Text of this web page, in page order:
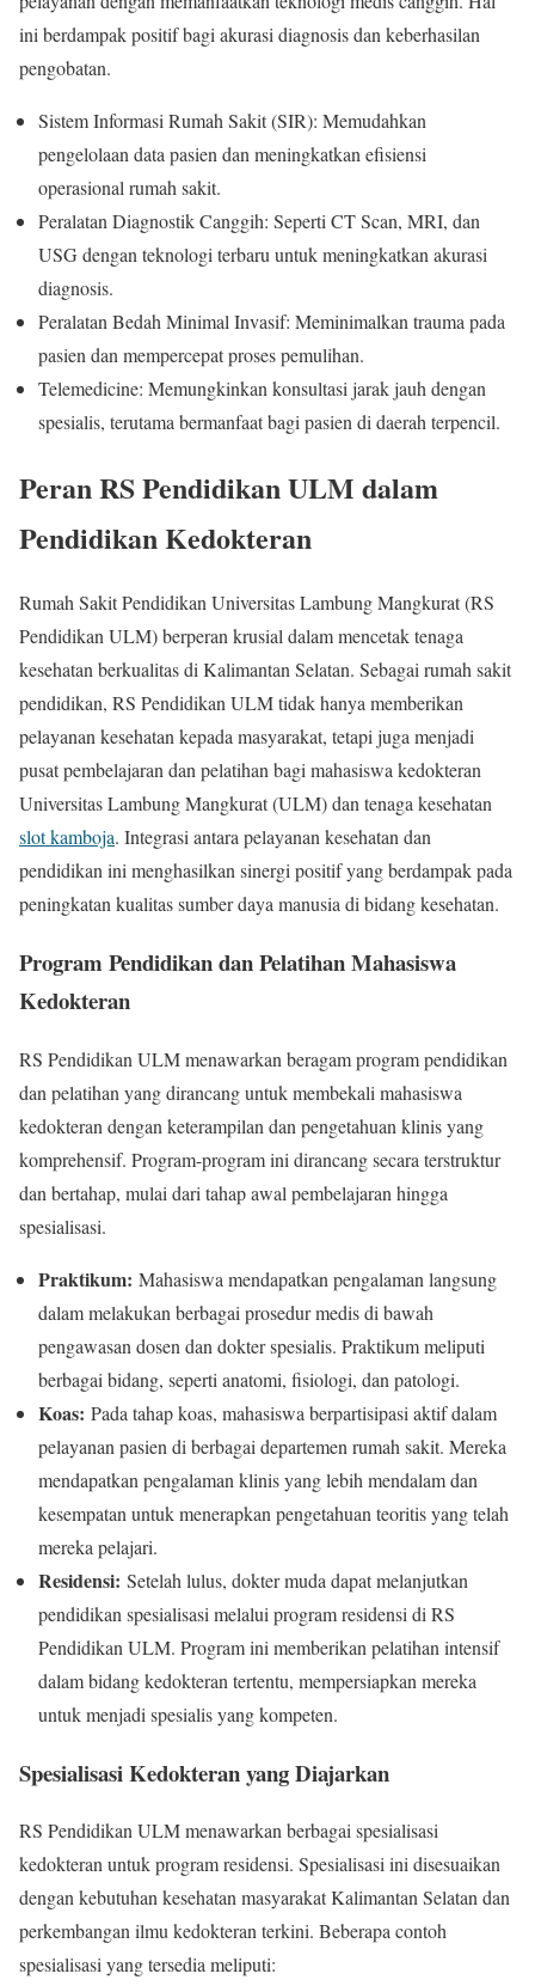
ini berdampak positif bagi akurasi diagnosis dan keberhasilan
pengobatan.
Sistem Informasi Rumah Sakit (SIR): Memudahkan
pengelolaan data pasien dan meningkatkan efisiensi
operasional rumah sakit.
Peralatan Diagnostik Canggih: Seperti CT Scan, MRI, dan
USG dengan teknologi terbaru untuk meningkatkan akurasi
diagnosis.
Peralatan Bedah Minimal Invasif: Meminimalkan trauma pada
pasien dan mempercepat proses pemulihan.
Telemedicine: Memungkinkan konsultasi jarak jauh dengan
spesialis, terutama bermanfaat bagi pasien di daerah terpencil.
Peran RS Pendidikan ULM dalam
Pendidikan Kedokteran
Rumah Sakit Pendidikan Universitas Lambung Mangkurat (RS
Pendidikan ULM) berperan krusial dalam mencetak tenaga
kesehatan berkualitas di Kalimantan Selatan. Sebagai rumah sakit
pendidikan, RS Pendidikan ULM tidak hanya memberikan
pelayanan kesehatan kepada masyarakat, tetapi juga menjadi
pusat pembelajaran dan pelatihan bagi mahasiswa kedokteran
Universitas Lambung Mangkurat (ULM) dan tenaga kesehatan
slot kamboja. Integrasi antara pelayanan kesehatan dan
pendidikan ini menghasilkan sinergi positif yang berdampak pada
peningkatan kualitas sumber daya manusia di bidang kesehatan.
Program Pendidikan dan Pelatihan Mahasiswa
Kedokteran
RS Pendidikan ULM menawarkan beragam program pendidikan
dan pelatihan yang dirancang untuk membekali mahasiswa
kedokteran dengan keterampilan dan pengetahuan klinis yang
komprehensif. Program-program ini dirancang secara terstruktur
dan bertahap, mulai dari tahap awal pembelajaran hingga
spesialisasi.
Praktikum: Mahasiswa mendapatkan pengalaman langsung
dalam melakukan berbagai prosedur medis di bawah
pengawasan dosen dan dokter spesialis. Praktikum meliputi
berbagai bidang, seperti anatomi, fisiologi, dan patologi.
Koas: Pada tahap koas, mahasiswa berpartisipasi aktif dalam
pelayanan pasien di berbagai departemen rumah sakit. Mereka
mendapatkan pengalaman klinis yang lebih mendalam dan
kesempatan untuk menerapkan pengetahuan teoritis yang telah
mereka pelajari.
Residensi: Setelah lulus, dokter muda dapat melanjutkan
pendidikan spesialisasi melalui program residensi di RS
Pendidikan ULM. Program ini memberikan pelatihan intensif
dalam bidang kedokteran tertentu, mempersiapkan mereka
untuk menjadi spesialis yang kompeten.
Spesialisasi Kedokteran yang Diajarkan
RS Pendidikan ULM menawarkan berbagai spesialisasi
kedokteran untuk program residensi. Spesialisasi ini disesuaikan
dengan kebutuhan kesehatan masyarakat Kalimantan Selatan dan
perkembangan ilmu kedokteran terkini. Beberapa contoh
spesialisasi yang tersedia meliputi: